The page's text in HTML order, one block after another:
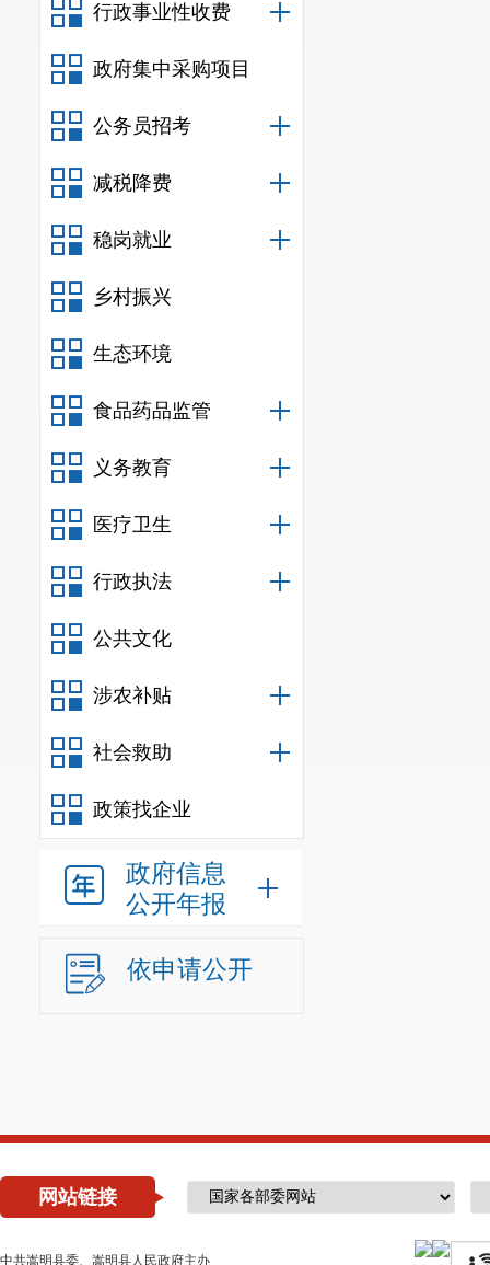
行政事业性收费
政府集中采购项目
公务员招考
减税降费
稳岗就业
乡村振兴
生态环境
食品药品监管
义务教育
医疗卫生
行政执法
公共文化
涉农补贴
社会救助
政策找企业
政府信息
公开年报
依申请公开
网站链接
中共嵩明县委、嵩明县人民政府主办